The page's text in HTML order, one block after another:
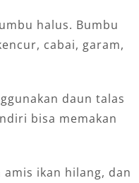
halus. Bumbu
cabai, garam,
daun talas
bisa memakan
ikan hilang, dan